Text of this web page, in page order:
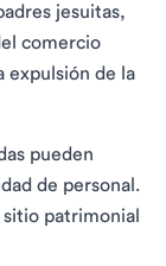
jesuitas,
comercio
expulsión de la
pueden
de personal.
sitio patrimonial